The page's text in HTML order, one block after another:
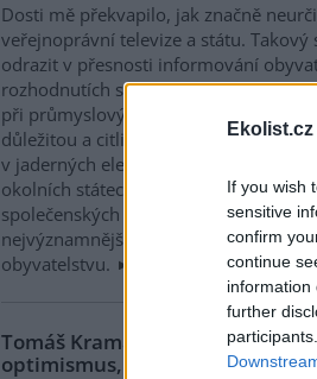
Ekolist.cz
If you wish
sensitive
confirm
continue
information
further
Dosti mě překvapilo, jak značně
veřejnoprávní televize a státu.
odrazit v přesnosti informování
rozhodnutích státních orgánů při
při průmyslových haváriích nebo
důležitou a citlivou záležitostí je
v jaderných elektrárnách, jejichž
okolních státech. Samozřejmě
společenských informačních
nejvýznamnějším a nejnázornějším
obyvatelstvu.
Tomáš Kramár: Česká
optimismus, neznalost zůstává